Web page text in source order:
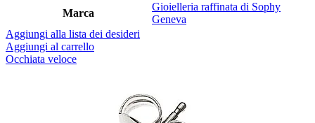
Marca
Gioielleria raffinata di Sophy
Geneva
Aggiungi alla lista dei desideri
Aggiungi al carrello
Occhiata veloce